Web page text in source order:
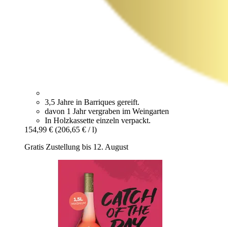
3,5 Jahre in Barriques gereift.
davon 1 Jahr vergraben im Weingarten
In Holzkassette einzeln verpackt.
154,99 € (206,65 € / l)
Gratis Zustellung bis 12. August